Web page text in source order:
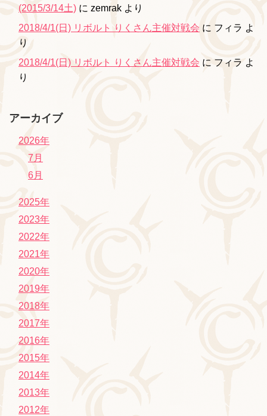
(2015/3/14土) に zemrak より
2018/4/1(日) リボルト りくさん主催対戦会 に フィラ よ
り
2018/4/1(日) リボルト りくさん主催対戦会 に フィラ よ
り
アーカイブ
2026年
7月
6月
2025年
2023年
2022年
2021年
2020年
2019年
2018年
2017年
2016年
2015年
2014年
2013年
2012年